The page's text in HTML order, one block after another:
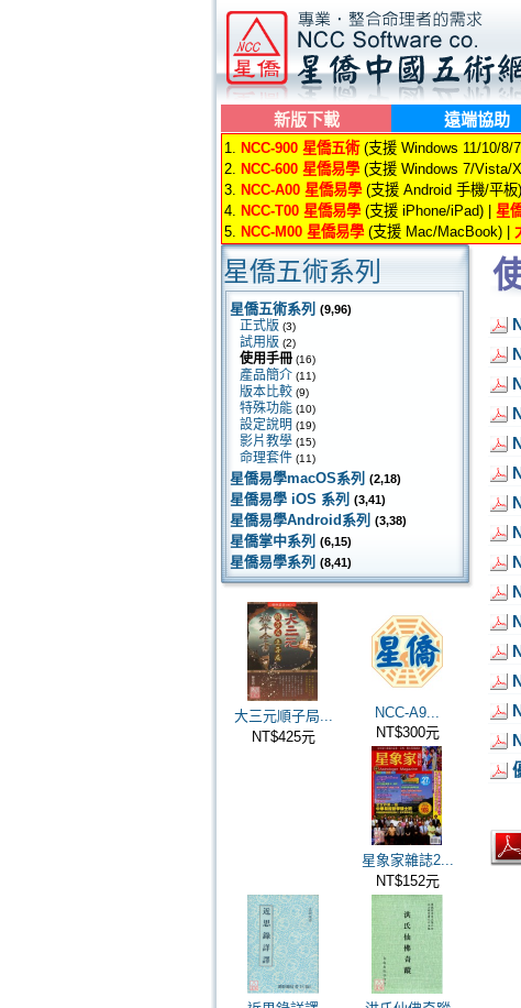
新版下載 遠端協助
1. NCC-900 星僑五術(支援 Windows 11/10/8/
2. NCC-600 星僑易學(支援 Windows 7/Vista/
3. NCC-A00 星僑易學(支援 Android 手機/平板)
4. NCC-T00 星僑易學(支援 iPhone/iPad) | 星
5. NCC-M00 星僑易學(支援 Mac/MacBook) |
星僑五術系列
星僑五術系列 (9,96)
正式版 (3)
試用版 (2)
使用手冊 (16)
產品簡介 (11)
版本比較 (9)
特殊功能 (10)
設定說明 (19)
影片教學 (15)
命理套件 (11)
星僑易學macOS系列 (2,18)
星僑易學 iOS 系列 (3,41)
星僑易學Android系列 (3,38)
星僑掌中系列 (6,15)
星僑易學系列 (8,41)
大三元順子局...
NT$425元
NCC-A9...
NT$300元
星象家雜誌2...
NT$152元